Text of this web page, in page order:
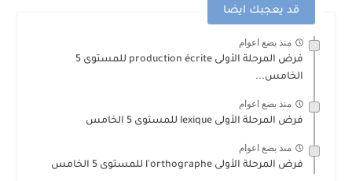
قد يعجبك ايضا
منذ بضع اعوام
فرض المرحلة الأولى production écrite للمستوى 5
الخامس...
منذ بضع اعوام
فرض المرحلة الأولى lexique للمستوى 5 الخامس
منذ بضع اعوام
فرض المرحلة الأولى l'orthographe للمستوى 5 الخامس